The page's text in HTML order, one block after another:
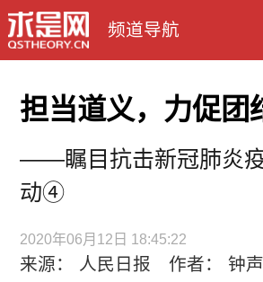
频道导航
担当道义，力促团
——瞩目抗击新冠肺炎
动④
2020年06月12日 18:45:22
来源： 人民日报 作者： 钟声